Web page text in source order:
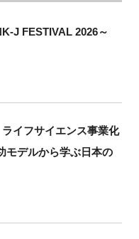
J FESTIVAL 2026～
イフサイエンス事業化
モデルから学ぶ日本の